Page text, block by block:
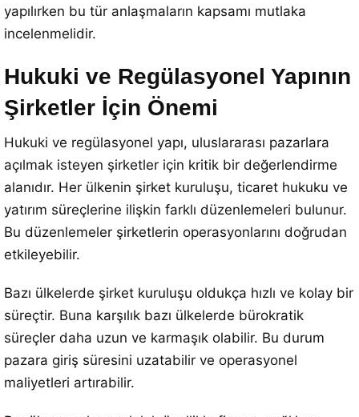
yapılırken bu tür anlaşmaların kapsamı mutlaka
incelenmelidir.
Hukuki ve Regülasyonel Yapının
Şirketler İçin Önemi
Hukuki ve regülasyonel yapı, uluslararası pazarlara
açılmak isteyen şirketler için kritik bir değerlendirme
alanıdır. Her ülkenin şirket kuruluşu, ticaret hukuku ve
yatırım süreçlerine ilişkin farklı düzenlemeleri bulunur.
Bu düzenlemeler şirketlerin operasyonlarını doğrudan
etkileyebilir.
Bazı ülkelerde şirket kuruluşu oldukça hızlı ve kolay bir
süreçtir. Buna karşılık bazı ülkelerde bürokratik
süreçler daha uzun ve karmaşık olabilir. Bu durum
pazara giriş süresini uzatabilir ve operasyonel
maliyetleri artırabilir.